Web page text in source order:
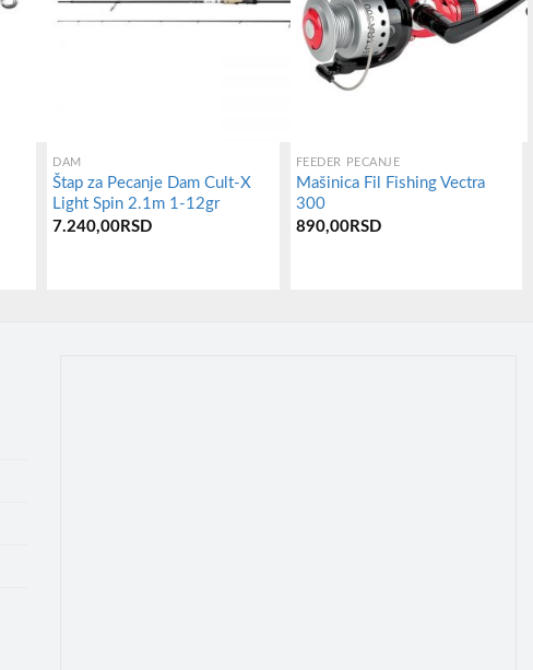
DAM
Štap za Pecanje Dam Cult-X
Light Spin 2.1m 1-12gr
7.240,00 RSD
FEEDER PECANJE
Mašinica Fil Fishing Vectra
300
890,00RSD